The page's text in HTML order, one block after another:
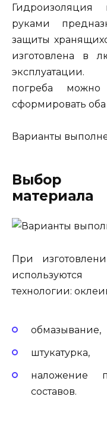
руками
защиты
изготовлена в
эксплуатации.
погреба
сформировать
Варианты
Выбор
материала
При
технологии:
обмазывание,
штукатурка,
наложение
составов.